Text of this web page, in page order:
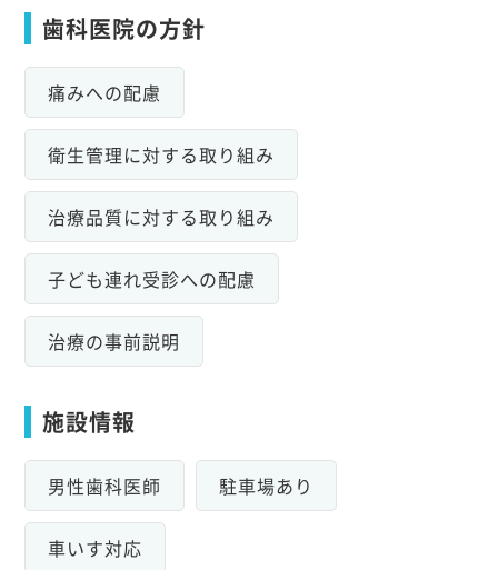
歯科医院の方針
痛みへの配慮
衛生管理に対する取り組み
治療品質に対する取り組み
子ども連れ受診への配慮
治療の事前説明
施設情報
男性歯科医師 駐車場あり
車いす対応